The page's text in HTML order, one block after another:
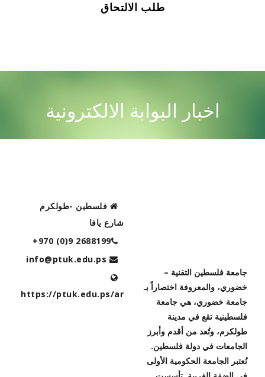
طلب الالتحاق
اخبار البوابة الالكترونية
فلسطين -طولكرم
شارع يافا
+970 (0)9 2688199
info@ptuk.edu.ps
https://ptuk.edu.ps/ar
جامعة فلسطين التقنية –
خضوري، والمعروفة اختصاراً بـ
جامعة خضوري، هي جامعة
فلسطينية تقع في مدينة
طولكرم، وتُعد من أقدم وأبرز
الجامعات في دولة فلسطين.
تُعتبر الجامعة الحكومية الأولى